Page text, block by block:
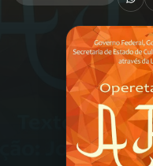
PROGRAMAÇÃO
PROGRAMAS
PODCASTS